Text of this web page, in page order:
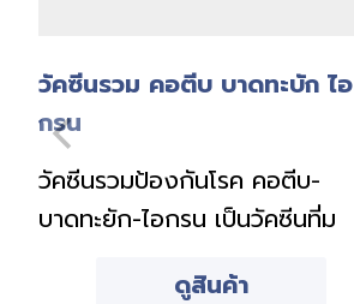
วัคซีนรวม คอตีบ บาดทะบัก ไอ
กรน
วัคซีนรวมป้องกันโรค คอตีบ-
บาดทะยัก-ไอกรน เป็นวัคซีนที่ม
ดูสินค้า